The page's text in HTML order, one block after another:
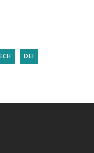
DEI